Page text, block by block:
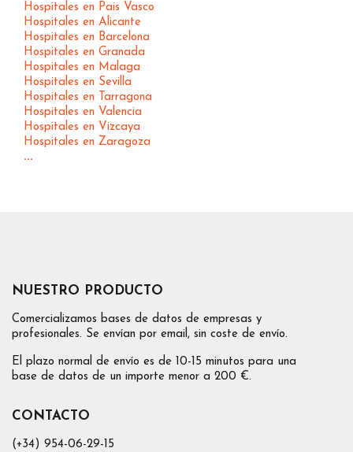
Hospitales en Pais Vasco
Hospitales en Alicante
Hospitales en Barcelona
Hospitales en Granada
Hospitales en Malaga
Hospitales en Sevilla
Hospitales en Tarragona
Hospitales en Valencia
Hospitales en Vizcaya
Hospitales en Zaragoza
...
NUESTRO PRODUCTO
Comercializamos bases de datos de empresas y
profesionales. Se envían por email, sin coste de envío.
El plazo normal de envío es de 10-15 minutos para una
base de datos de un importe menor a 200 €.
CONTACTO
(+34) 954-06-29-15